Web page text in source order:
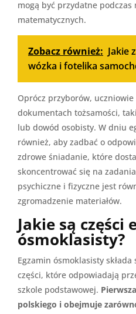
mogą być przydatne podczas
matematycznych.
Zobacz również: Jakie
wózka i fotelika
Oprócz przyborów,
dokumentach tożsamości,
lub dowód osobisty. W dniu
również, aby zadbać o
zdrowe śniadanie, które
skoncentrować się na
psychiczne i fizyczne jest
zgromadzenie materiałów.
Jakie są części
ósmoklasisty?
Egzamin ósmoklasisty składa
części, które odpowiadają
szkole podstawowej.
polskiego i obejmuje